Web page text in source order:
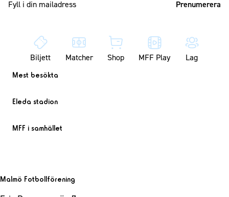
Biljett Matcher Shop MFF Play Lag
Mest besökta
Eleda stadion
MFF i samhället
Malmö Fotbollförening